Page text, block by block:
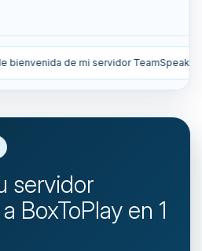
Lista los snapshots manuales y
servidor
BoxToPlay en 1